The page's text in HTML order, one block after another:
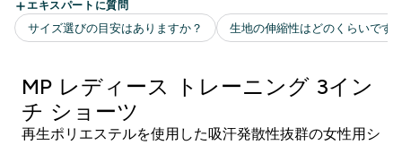
MP レディース トレーニング 3イン
チ ショーツ
再生ポリエステルを使用した吸汗発散性抜群の女性用シ